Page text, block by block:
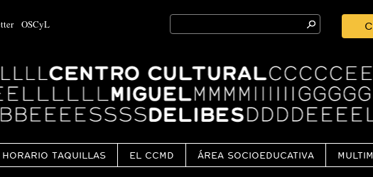
OSCyL
Search
for:
HORARIO TAQUILLAS EL CCMD ÁREA SOCIOEDUCATIVA